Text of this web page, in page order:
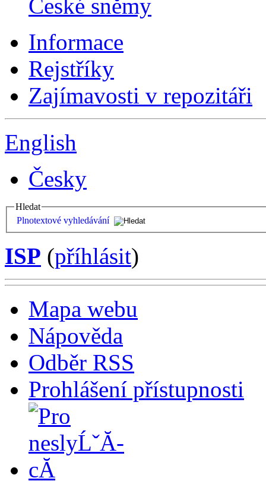
České sněmy
Informace
Rejstříky
Zajímavosti v repozitáři
English
Česky
Hledat
Plnotextové vyhledávání
ISP (příhlásit)
Mapa webu
Nápověda
Odběr RSS
Prohlášení přístupnosti